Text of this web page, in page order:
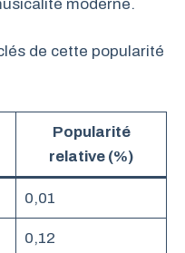
moderne.
de cette popularité
Popularité
relative (%)
0,01
0,12